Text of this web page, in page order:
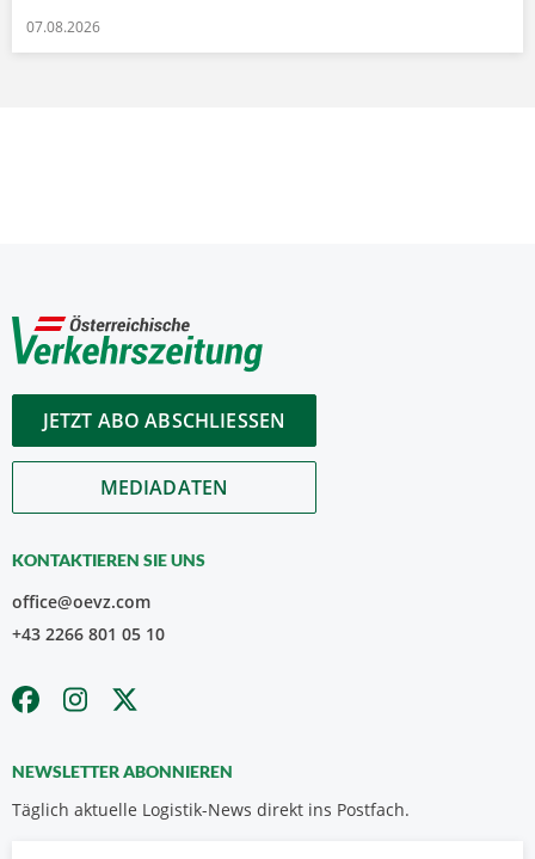
07.08.2026
JETZT ABO ABSCHLIESSEN
MEDIADATEN
KONTAKTIEREN SIE UNS
office@oevz.com
+43 2266 801 05 10
NEWSLETTER ABONNIEREN
Täglich aktuelle Logistik-News direkt ins Postfach.